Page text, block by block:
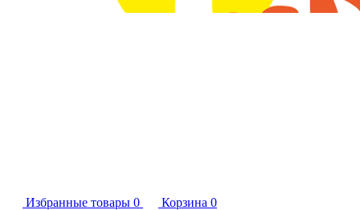
Избранные товары 0 Корзина 0